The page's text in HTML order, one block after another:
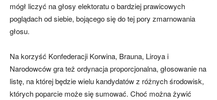
mógł liczyć na głosy elektoratu o bardziej prawicowych
poglądach od siebie, bojącego się do tej pory zmarnowania
głosu.
Na korzyść Konfederacji Korwina, Brauna, Liroya i
Narodowców gra też ordynacja proporcjonalna, głosowanie na
listę, na której będzie wielu kandydatów z różnych środowisk,
których poparcie może się sumować. Choć można żywić